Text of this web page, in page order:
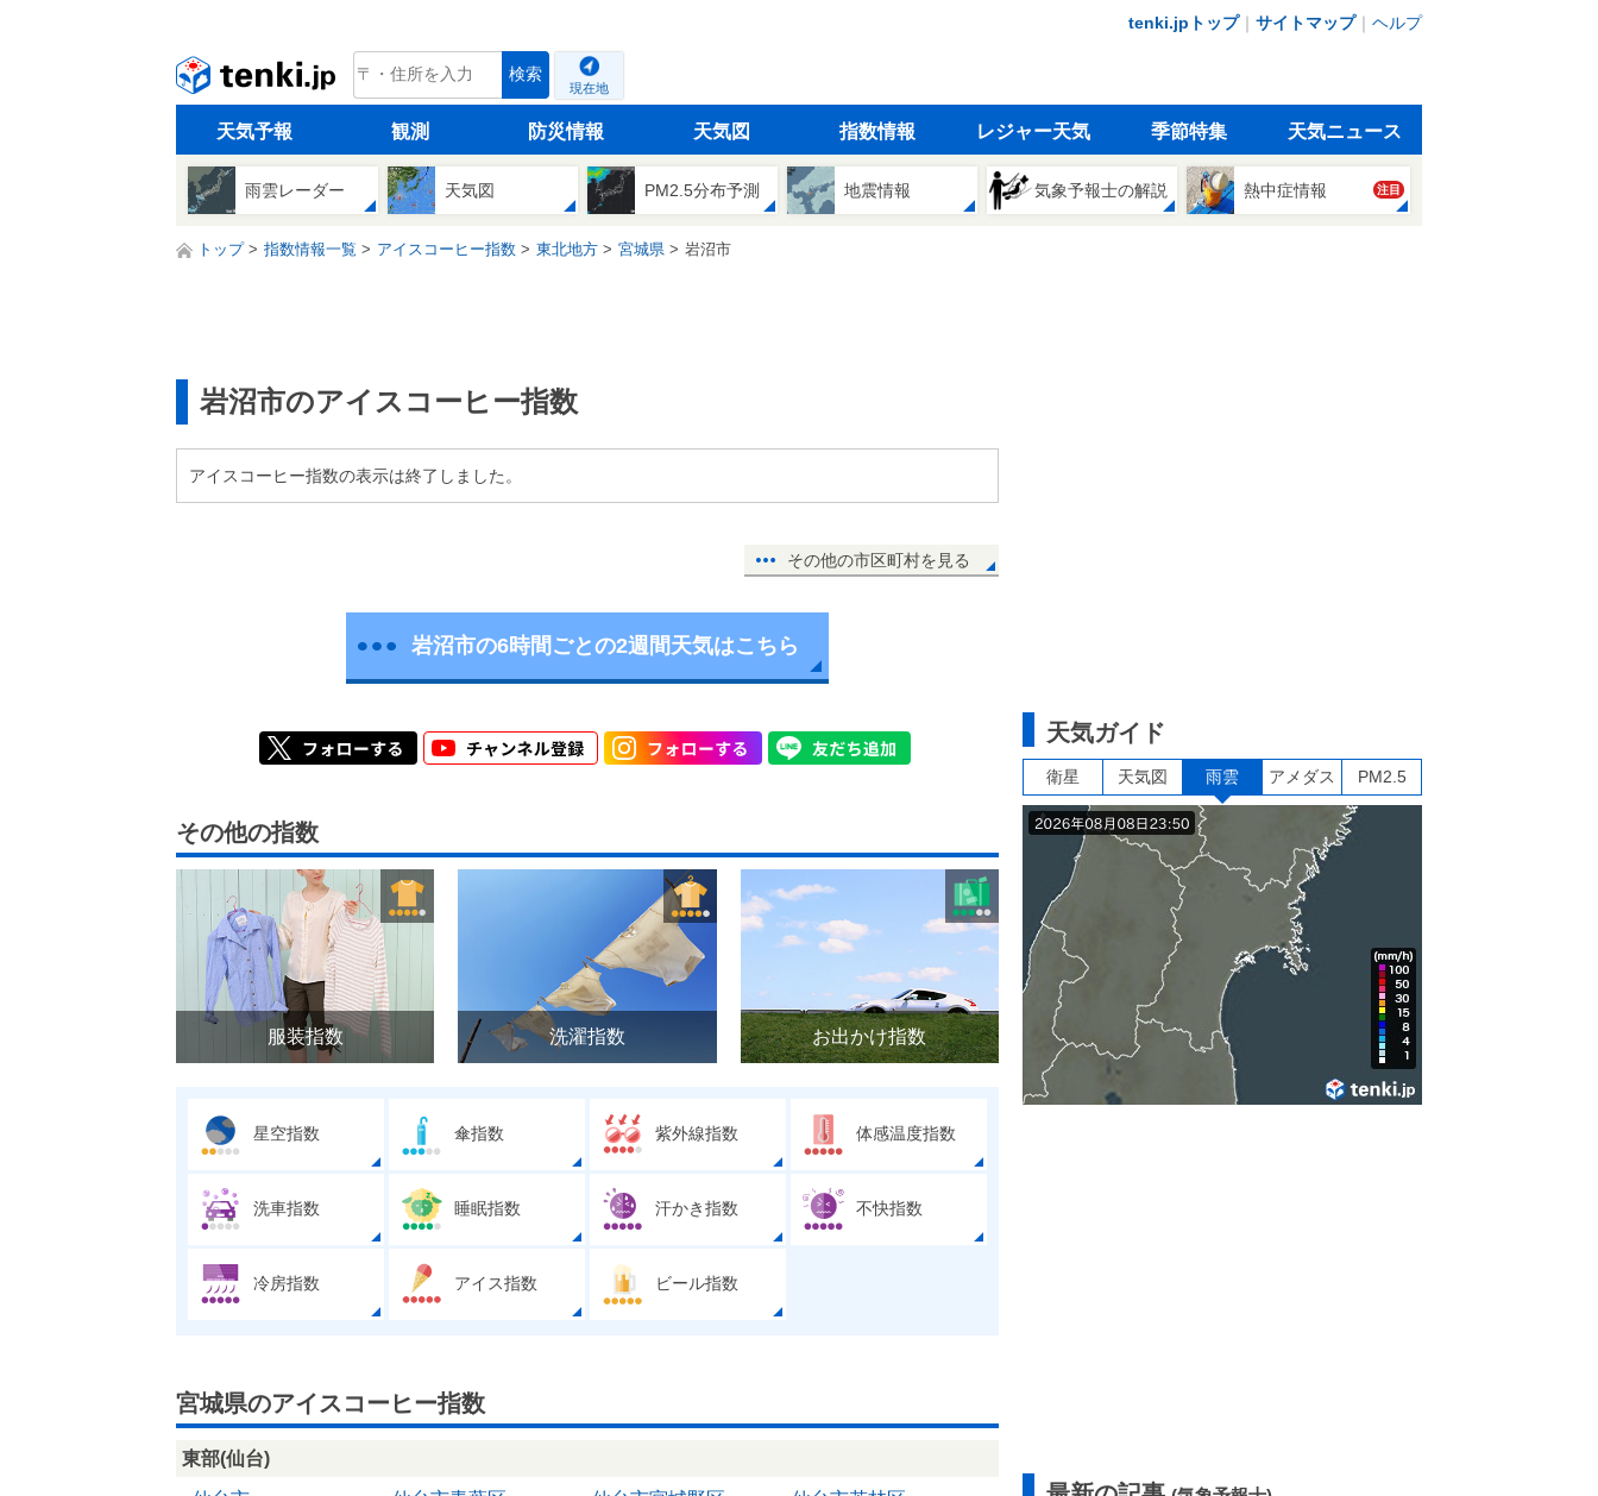
tenki.jpトップ｜ サイトマップ｜ ヘルプ
tenki.jp 検索
現在地
天気予報 観測 防災情報 天気図 指数情報 レジャー天気 季節特集 天気ニュース
雨雲レーダー 天気図 PM2.5分布予測 地震情報 気象予報士の解説 熱中症情報 注目
トップ 指数情報一覧 アイスコーヒー指数 東北地方 宮城県 岩沼市
岩沼市のアイスコーヒー指数
アイスコーヒー指数の表示は終了しました。
その他の市区町村を見る
岩沼市の6時間ごとの2週間天気はこちら
その他の指数
服装指数 洗濯指数 お出かけ指数
星空指数 傘指数 紫外線指数 体感温度指数
洗車指数 睡眠指数 汗かき指数 不快指数
冷房指数 アイス指数 ビール指数
宮城県のアイスコーヒー指数
東部(仙台)
天気ガイド
衛星 天気図 雨雲 アメダス PM2.5